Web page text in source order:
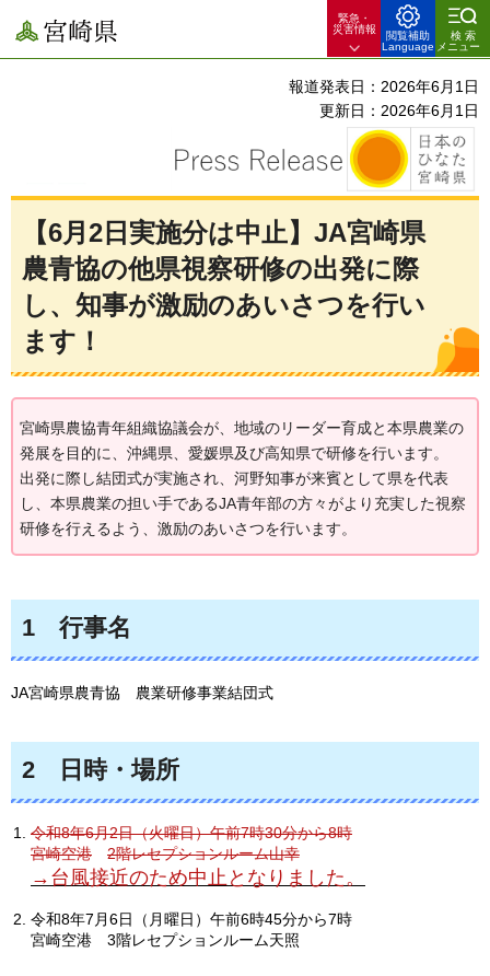
宮崎県
緊急・
災害情報
閲覧補助
Language
検索
メニュー
報道発表日：2026年6月1日
更新日：2026年6月1日
【6月2日実施分は中止】JA宮崎県
農青協の他県視察研修の出発に際
し、知事が激励のあいさつを行い
ます！
宮崎県農協青年組織協議会が、地域のリーダー育成と本県農業の
発展を目的に、沖縄県、愛媛県及び高知県で研修を行います。
出発に際し結団式が実施され、河野知事が来賓として県を代表
し、本県農業の担い手であるJA青年部の方々がより充実した視察
研修を行えるよう、激励のあいさつを行います。
1 行事名
JA宮崎県農青協 農業研修事業結団式
2 日 時・場所
令和8年6月2日（火曜日）午前7時30分から8時
宮崎空港
2階レセプションルーム山幸
→台風接近のため中止となりました。
令和8年7月6日（月曜日）午前6時45分から7時
宮崎空港
3階レセプションルーム天照